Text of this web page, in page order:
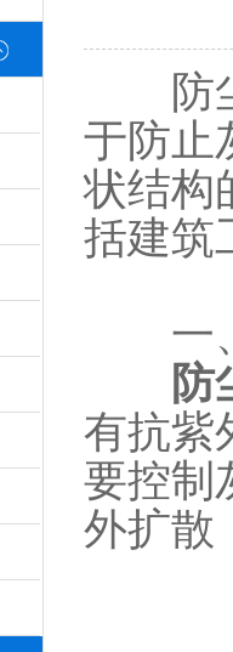
防尘
于防止
状结构
括建筑
一、
防
有抗紫
要控制
外扩散